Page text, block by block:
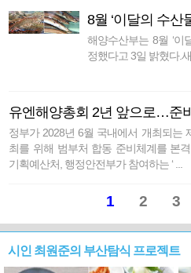
8월 ‘이달의 수산
해양수산부는 8월 ‘이
정했다고 3일 밝혔다.새
유엔해양총회 2년 앞으로…준
정부가 2028년 6월 국내에서 개최되는
최를 위해 범부처 합동 준비체계를 본
기획예산처, 행정안전부가 참여하는 ‘ ...
1 2 3
시인 최원준의 부산탐식 프로젝트